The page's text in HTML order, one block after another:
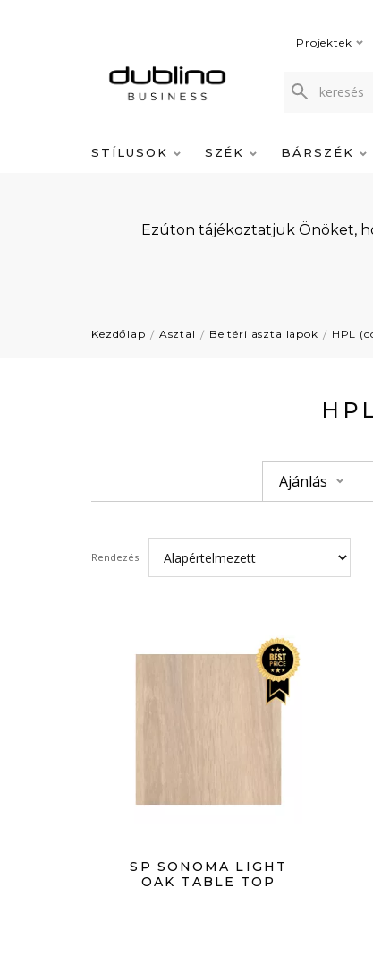
Projektek
STÍLUSOK SZÉK BÁRSZÉK
Ezúton tájékoztatjuk Önöket,
Kezdőlap Asztal Beltéri asztallapok HPL
Ajánlás
Rendezés:
SP SONOMA LIGHT
OAK TABLE TOP